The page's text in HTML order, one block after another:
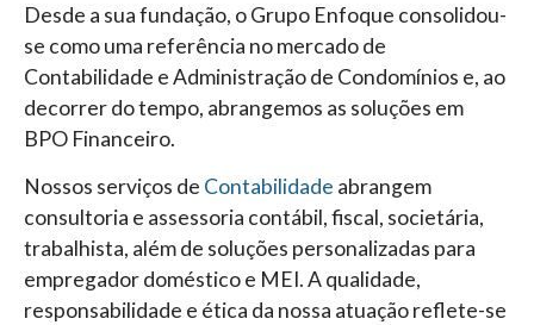
Desde a sua fundação, o Grupo Enfoque consolidou-
se como uma referência no mercado de
Contabilidade e Administração de Condomínios e, ao
decorrer do tempo, abrangemos as soluções em
BPO Financeiro.
Nossos serviços de Contabilidade abrangem
consultoria e assessoria contábil, fiscal, societária,
trabalhista, além de soluções personalizadas para
empregador doméstico e MEI. A qualidade,
responsabilidade e ética da nossa atuação reflete-se